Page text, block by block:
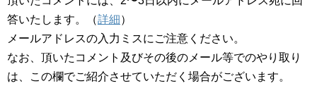
答いたします。（詳細）
メールアドレスの入力ミスにご注意ください。
なお、頂いたコメント及びその後のメール等でのやり取り
は、この欄でご紹介させていただく場合がございます。